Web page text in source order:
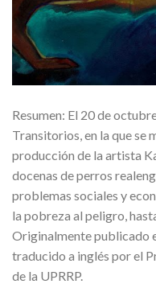
Resumen: El 20 de
Transitorios, en la que se
producción de la artista
docenas de perros
problemas sociales y
la pobreza al peligro,
Originalmente publicado
traducido a inglés por el
de la UPRRP.